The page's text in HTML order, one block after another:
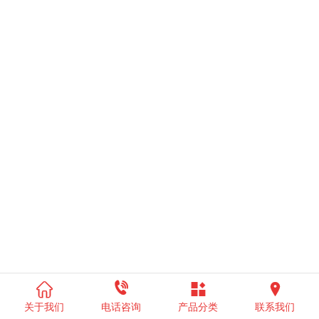

关于我们

电话咨询

产品分类

联系我们